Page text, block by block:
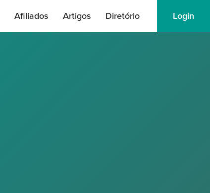
Afiliados Artigos Diretório Login